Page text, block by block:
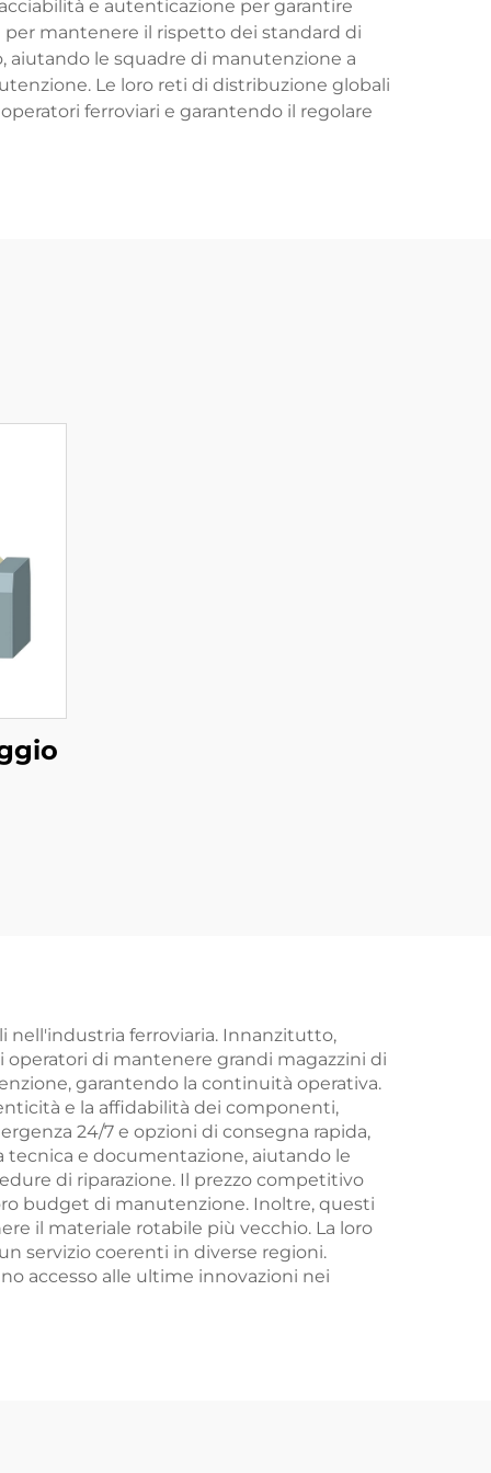
e autenticazione per garantire
mantenere il rispetto dei standard di
aiutando le squadre di manutenzione a
Le loro reti di distribuzione globali
ferroviari e garantendo il regolare
nell'industria ferroviaria. Innanzitutto,
di mantenere grandi magazzini di
garantendo la continuità operativa.
e la affidabilità dei componenti,
24/7 e opzioni di consegna rapida,
tecnica e documentazione, aiutando le
di riparazione. Il prezzo competitivo
budget di manutenzione. Inoltre, questi
il materiale rotabile più vecchio. La loro
servizio coerenti in diverse regioni.
accesso alle ultime innovazioni nei